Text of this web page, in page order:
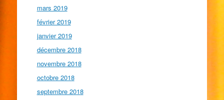
mars 2019
février 2019
janvier 2019
décembre 2018
novembre 2018
octobre 2018
septembre 2018